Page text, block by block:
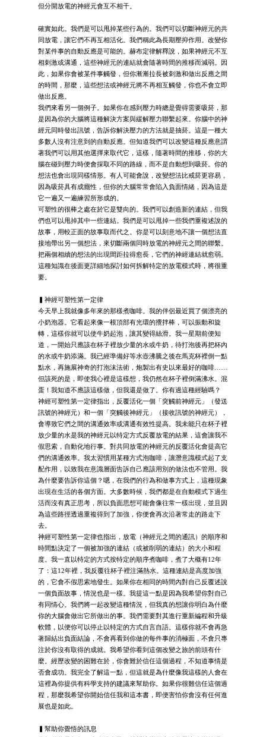
但分開放電的神經元會互不相干。
確實如此。我們是可以甩掉某些行為的。我們可以切斷神經元的共
同放電，讓它們不再互相活化。我們稱此為長期壓抑作用。改變你
對某件事的自動反應是可能的。赫布定律解釋說，如果神經元不互
相刺激或溝通，這些神經元的連結就會隨著時間的推移而減弱。因
此，如果你會被某件事觸發，但你漸漸拉長被刺激和做出反應之間
的時間，那麼，這些想法或神經元將不再相互觸發，你也不會立即
做出反應。
我們來看另一個例子。如果你在感到壓力時總是覺得需要吸菸，那
是因為你的大腦將這種解決方案與緩解壓力聯繫起來。你腦中的神
經元同時發出訊號，告訴你解決壓力的方法就是抽菸。這是一種大
多數人沒有注意到的自動反應。但知道我們可以改變這種反應意謂
著我們可以用其他選擇來取代它，這樣，隨著時間的推移，你的大
腦在碰到壓力時便會採取不同的路線，而不是自動想到吸菸。你的
想法也會出現同樣情形。有人可能會說，改變想法比戒菸更容易，
因為吸菸具有成癮性，但你的大腦常常會陷入負面情緒，因為這是
它一遍又一遍練習所形成的。
可塑性的很棒之處在於它是雙向的。我們可以創造新的連結，但我
們也可以甩掉其中一些連結。我們是可以甩掉一些我們重複述說的
故事，用較正面的故事取而代之。你是可以刻意地不讓一個想法直
接地帶出另一個想法，來切斷兩個同時放電的神經元之間的聯繫。
把兩個相續的想法的出現間距拉得愈長，它們的神經連結就愈弱。
這種知識在後面更詳細地探討如何拆解特定的放電模式時，將很重
要。
▍神經可塑性第一定律
今天早上我就像多年來的那樣煮咖啡。我的伴侶最近買了個漂亮的
小奶泡器。它看起來像一根頂部有光環的攪拌棒，可以振動和旋
轉，這樣你就可以使牛奶起泡，讓其變得絲滑。我一星期前便知
道，一開始只應該在杯子裡放少量的水或牛奶，待打泡後再把杯內
的水或牛奶添滿。我已經準備好等水壺沸騰之後在馬克杯裡倒一點
點水，再施展神奇的打泡沫法術，炮製出有史以來最好的咖啡……
但該死的是，即使我心裡是這樣想，我仍然在杯子裡倒滿沸水。混
蛋！我知道不應該這樣做，但我還是做了。你有過這種經驗嗎？
神經可塑性第一定律指出，反覆活化一個「突觸前神經元」（發送
訊號的神經元）和一個「突觸後神經元」（接收訊號的神經元），
會導致它們之間的溝通效率或溝通有效性提高。我未能只在杯子裡
放少量的水是我的神經元以特定方式反覆放電的結果，這會讓我不
假思索，自動化地行事。對共同放電的神經元的反覆活化會提高它
們的溝通效率。我太習慣用某種方式泡咖啡，讓潛意識模式起了支
配作用，以致我在意識層面告訴自己應該用別的做法也不管用。我
為什麼要告訴你這個？嗯，在我們的行為和做事方式上，這種現象
出現在生活的各個方面。大多數時候，我們都是在自動模式下過生
活而沒有真正思考，所以負面思想可能會像往常一樣出現，並且因
為這些路徑透過重複得到了加強，你便會再次沿著常走的路走下
去。
神經可塑性第一定律也指出，放電（神經元之間的通訊）的順序和
時間點決定了一個被加強的連結（或被削弱的連結）的大小和程
度。我一直以特定的方式按特定的順序煮咖啡，煮了大概有12年
了：這12年裡，我反覆往杯子裡注滿熱水。這種連結是高度加強
的，它會不假思索地發生。如果你在相同的時間內對自己反覆述說
一個負面故事，情況也是一樣。我提這一點是因為我希望你對自己
有同情心。我們將一起改變這種情況，但我真的想讓你明白為什麼
你的大腦會做出它所做出的事。我們需要對其進行重新編程和升級
軟體，以便你可以停止以特定的方式自言自語。這樣你就不會再急
著歸結出負面結論，不會再看到你做的每件事的消極面，不會只專
注於你沒有取得的成就。我希望你看到這個改變之旅的前頭有什
麼。經歷改變的困難在於，你會難於信任這個過程，不知道事情是
否會成功。我完全了解這一點，但這就是為什麼像我這樣的人會在
這裡為你提供有科學支持的建議來幫助你。如果你很難信任這個過
程，那麼我希望你開始信任我和這本書，即便害怕你會沒有任何進
展也是如此。
▍幫助你覺悟的訊息